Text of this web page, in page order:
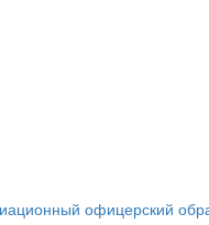
офицерский